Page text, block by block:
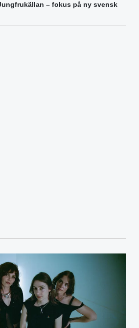
– fokus på ny svensk